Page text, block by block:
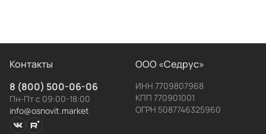
Контакты
8 (800) 500-06-06
Пн-Пт с 09:00-18:00
info@osnovit.market
ООО «Седрус»
ИНН 7709807968
КПП 770901001
ОГРН 5087746325960